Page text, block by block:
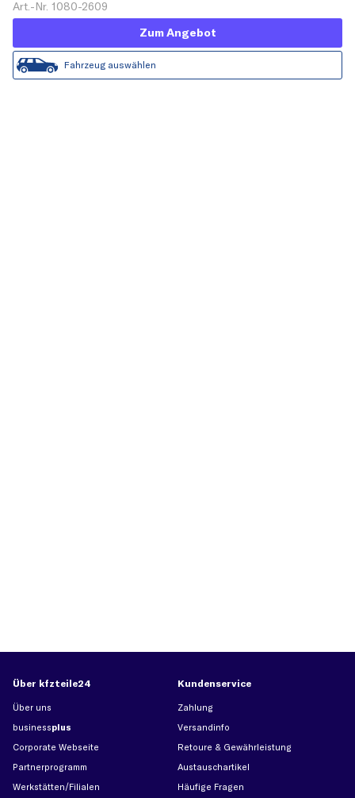
Art.-Nr. 1080-2609
Zum Angebot
Fahrzeug auswählen
Über kfzteile24
Über uns
businessplus
Corporate Webseite
Partnerprogramm
Werkstätten/Filialen
Kundenservice
Zahlung
Versandinfo
Retoure & Gewährleistung
Austauschartikel
Häufige Fragen